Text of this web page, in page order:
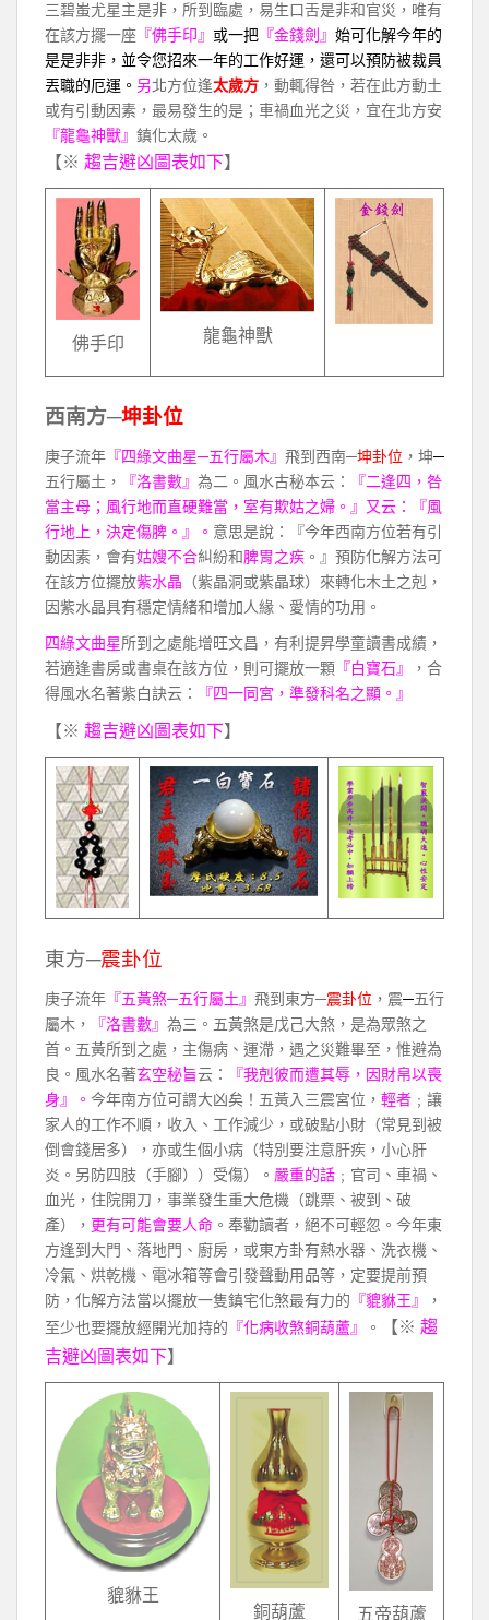
三碧蚩尤星主是非，所到臨處，易生口舌是非和官災，唯有
在該方擺一座 『佛手印』 或一把 『金錢劍』 始可化解今年的
是是非非，並令您招來一年的工作好運，還可以預防被裁員
丟職的厄運。 另北方位逢太歲方 ，動輒得咎，若在此方動土
或有引動因素，最易發生的是；車禍血光之災，宜在北方安
『龍龜神獸』 鎮化太歲。
【※ 趨吉避凶圖表如下】
佛手印 龍龜神獸
西南方─坤卦位
庚子流年 『四綠文曲星─五行屬木』 飛到西南─坤卦位 ，坤─
五行屬土，
『洛書數』 為二。風水古秘本云：
『二逢四，咎
當主母；風行地而直硬難當，室有欺姑之婦。』又云：『風
行地上，決定傷脾。』。 意思是說：『今年西南方位若有引
動因素，會有姑嫂不合糾紛和脾胃之疾 。』預防化解方法可
在該方位擺放紫水晶 （紫晶洞或紫晶球）來轉化木土之剋，
因紫水晶具有穩定情緒和增加人緣、愛情的功用。
四綠文曲星所到之處能增旺文昌，有利提昇學童讀書成績，
若適逢書房或書桌在該方位，則可擺放一顆 『白寶石』
，合
得風水名著紫白訣云：
『四一同宮，準發科名之顯。』
【※ 趨吉避凶圖表如下】
東方─震卦位
庚子流年 『五黃煞─五行屬土』 飛到東方─震卦位 ，震─五行
屬木，
『洛書數』 為三。五黃煞是戊己大煞，是為眾煞之
首。五黃所到之處，主傷病、運滯，遇之災難畢至，惟避為
良。風水名著玄空秘旨云：
『我剋彼而遭其辱，因財帛以喪
身』。 今年南方位可謂大凶矣！五黃入三震宮位， 輕者 ﹔讓
家人的工作不順，收入、工作減少，或破點小財（常見到被
倒會錢居多），亦或生個小病（特別要注意肝疾，小心肝
炎。另防四肢（手腳））受傷）。 嚴重的話 ﹔官司、車禍、
血光，住院開刀，事業發生重大危機（跳票、被到、破
產）， 更有可能會要人命 。奉勸讀者，絕不可輕忽。今年東
方逢到大門、落地門、廚房，或東方卦有熱水器、洗衣機、
冷氣、烘乾機、電冰箱等會引發聲動用品等，定要提前預
防，化解方法當以擺放一隻鎮宅化煞最有力的 『貔貅王』
，
至少也要擺放經開光加持的 『化病收煞銅葫蘆』 。 【※ 趨
吉避凶圖表如下】
貔貅王
銅葫蘆
五帝葫蘆